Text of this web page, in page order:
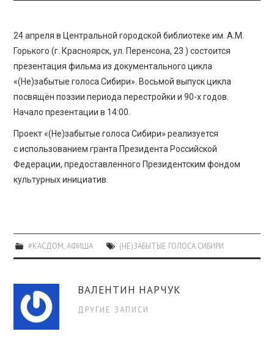
24 апреля в Центральной городской библиотеке им. А.М.
Горького (г. Красноярск, ул. Перенсона, 23 ) состоится
презентация фильма из документального цикла
«(Не)забытые голоса Сибири». Восьмой выпуск цикла
посвящён поэзии периода перестройки и 90-х годов.
Начало презентации в 14:00.
Проект «(Не)забытые голоса Сибири» реализуется
с использованием гранта Президента Российской
Федерации, предоставленного Президентским фондом
культурных инициатив.
#КАСДОМ,АФИША (НЕ)ЗАБЫТЫЕ ГОЛОСА СИБИРИ
ВАЛЕНТИН НАРЧУК
ДРУГИЕ ЗАПИСИ